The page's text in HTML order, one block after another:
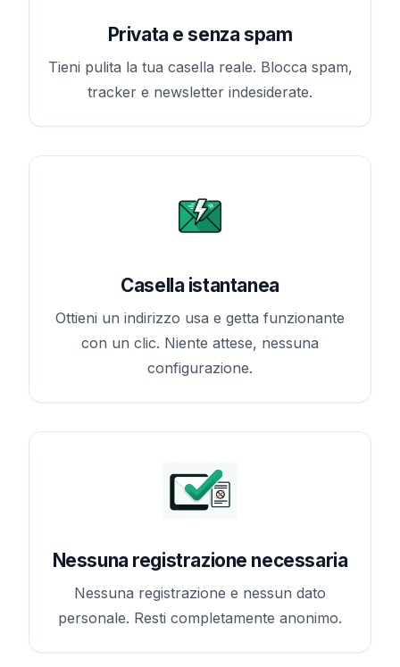
Privata e senza spam
Tieni pulita la tua casella reale. Blocca spam,
tracker e newsletter indesiderate.
Casella istantanea
Ottieni un indirizzo usa e getta funzionante
con un clic. Niente attese, nessuna
configurazione.
Nessuna registrazione necessaria
Nessuna registrazione e nessun dato
personale. Resti completamente anonimo.